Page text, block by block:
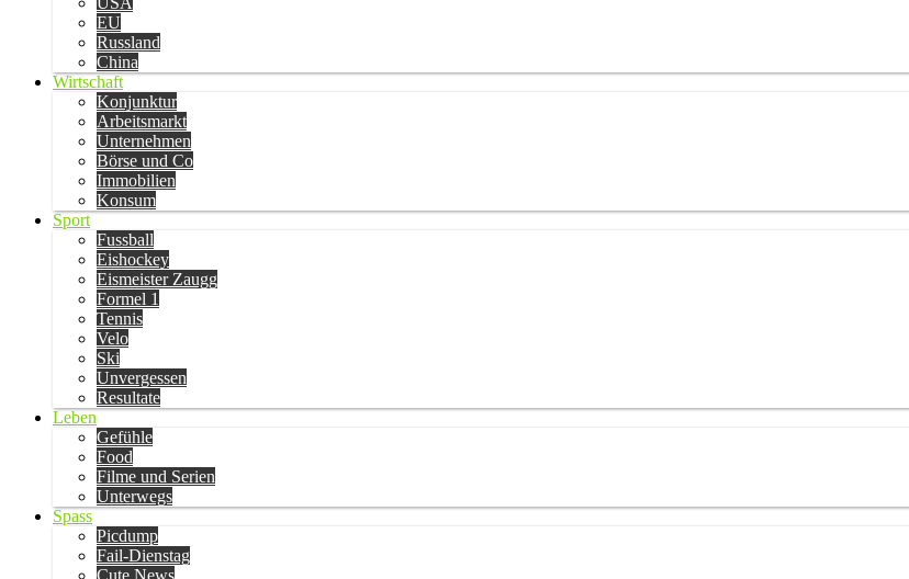
EU
Russland
China
Wirtschaft
Konjunktur
Arbeitsmarkt
Unternehmen
Börse und Co
Immobilien
Konsum
Sport
Fussball
Eishockey
Eismeister Zaugg
Formel 1
Tennis
Velo
Ski
Unvergessen
Resultate
Leben
Gefühle
Food
Filme und Serien
Unterwegs
Spass
Picdump
Fail-Dienstag
Cute News